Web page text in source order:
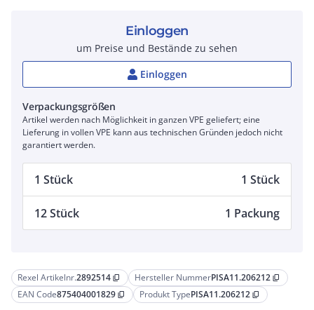
Rexel Artikelnr.2892514 content_copy Hersteller NummerPISA11.206212 content_copy
EAN Code875404001829 content_copy Produkt TypePISA11.206212 content_copy
Einloggen
um Preise und Bestände zu sehen
Einloggen
Verpackungsgrößen
Artikel werden nach Möglichkeit in ganzen VPE geliefert; eine
Lieferung in vollen VPE kann aus technischen Gründen jedoch nicht
garantiert werden.
1 Stück 1 Stück
12 Stück 1 Packung